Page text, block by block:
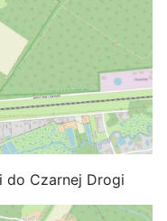
do Czarnej Drogi